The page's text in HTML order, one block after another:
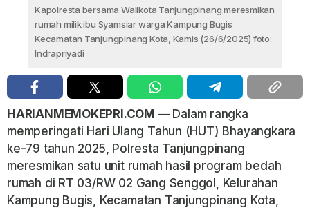
Kapolresta bersama Walikota Tanjungpinang meresmikan
rumah milik ibu Syamsiar warga Kampung Bugis
Kecamatan Tanjungpinang Kota, Kamis (26/6/2025) foto:
Indrapriyadi
HARIANMEMOKEPRI.COM —Dalam rangka
memperingati Hari Ulang Tahun (HUT) Bhayangkara
ke-79 tahun 2025, Polresta Tanjungpinang
meresmikan satu unit rumah hasil program bedah
rumah di RT 03/RW 02 Gang Senggol, Kelurahan
Kampung Bugis, Kecamatan Tanjungpinang Kota,